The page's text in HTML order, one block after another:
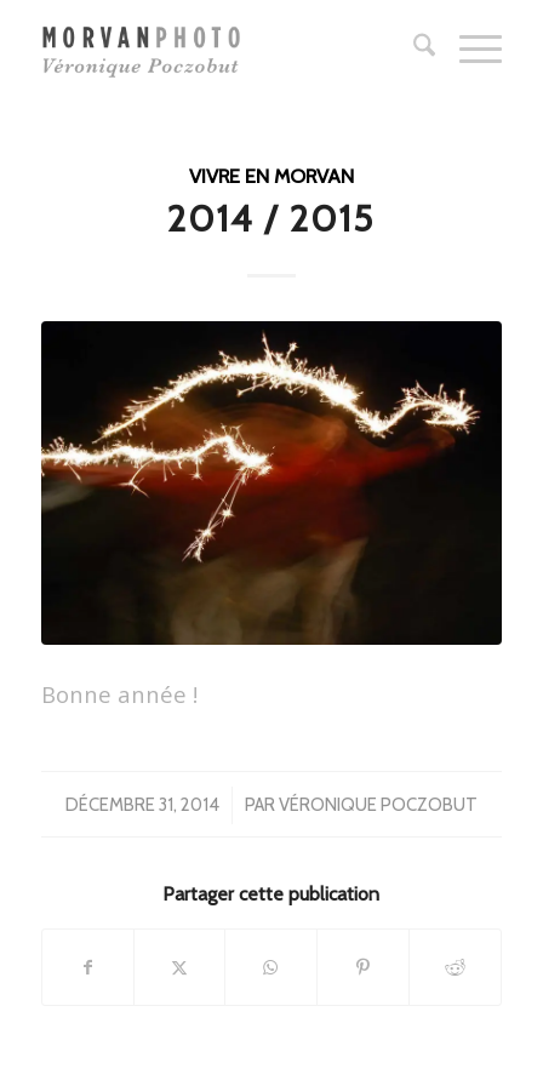
VIVRE EN MORVAN
2014 / 2015
Bonne année !
DÉCEMBRE 31, 2014
/ PARVÉRONIQUE POCZOBUT
Partager cette publication